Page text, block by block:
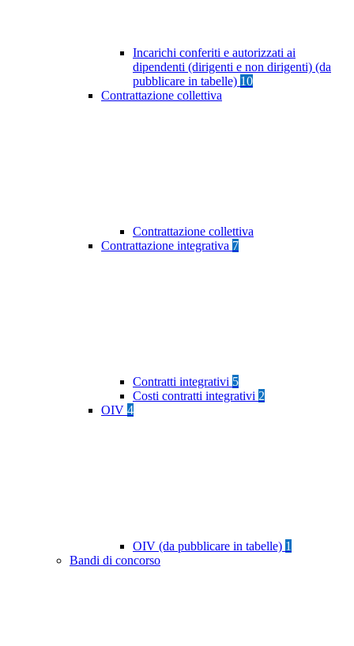
Incarichi conferiti e autorizzati ai
dipendenti (dirigenti e non dirigenti) (da
pubblicare in tabelle) 10
Contrattazione collettiva
Contrattazione collettiva
Contrattazione integrativa 7
Contratti integrativi 5
Costi contratti integrativi 2
OIV 4
OIV (da pubblicare in tabelle) 1
Bandi di concorso